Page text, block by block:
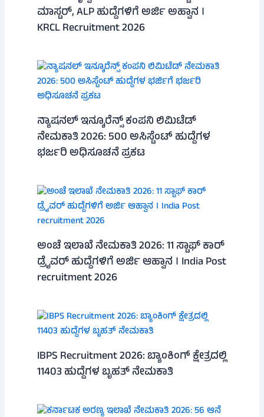
ಮಾಸ್ಟರ್, ALP ಹುದ್ದೆಗಳಿಗೆ ಅರ್ಜಿ ಅಹ್ವಾನ ।
KRCL Recruitment 2026
ನ್ಯಾಷನಲ್ ಇನ್ಶೂರೆನ್ಸ್ ಕಂಪನಿ ಲಿಮಿಟೆಡ್
ನೇಮಕಾತಿ 2026: 500 ಅಸಿಸ್ಟೆಂಟ್ ಹುದ್ದೆಗಳ
ಭರ್ಜರಿ ಅಧಿಸೂಚನೆ ಪ್ರಕಟ
ಅಂಚೆ ಇಲಾಖೆ ನೇಮಕಾತಿ 2026: 11 ಸ್ಟಾಫ್ ಕಾರ್
ಡ್ರೈವರ್ ಹುದ್ದೆಗಳಿಗೆ ಅರ್ಜಿ ಆಹ್ವಾನ । India Post
recruitment 2026
IBPS Recruitment 2026: ಬ್ಯಾಂಕಿಂಗ್ ಕ್ಷೇತ್ರದಲ್ಲಿ
11403 ಹುದ್ದೆಗಳ ಬೃಹತ್ ನೇಮಕಾತಿ